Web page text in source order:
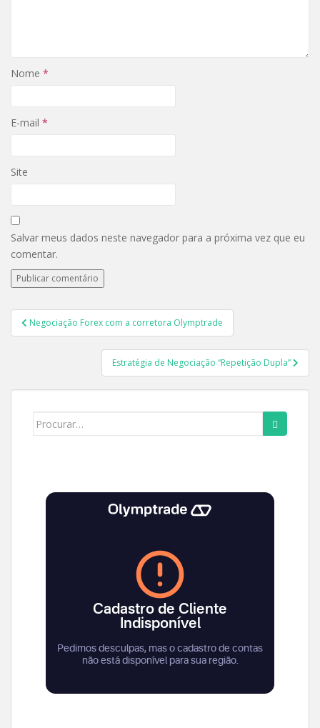
Nome *
E-mail *
Site
Salvar meus dados neste navegador para a próxima vez que eu
comentar.
Navegação
de
Negociação Forex com a corretora Olymptrade
Estratégia de Negociação “Repetição Dupla”
Search